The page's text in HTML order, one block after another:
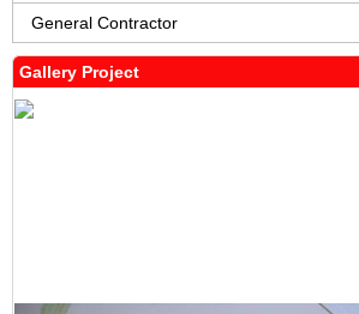
General Contractor
Gallery Project